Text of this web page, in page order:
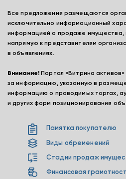
Все предложения размещаются
исключительно информационный
информацией о продаже
напрямую к представителям
в объявлениях.
Внимание! Портал «Витрина
за информацию, указанную в
информацию о проводимых торгах,
и других форм позиционирования
Памятка покупателю
Виды обременений
Стадии продаж
Финансовая